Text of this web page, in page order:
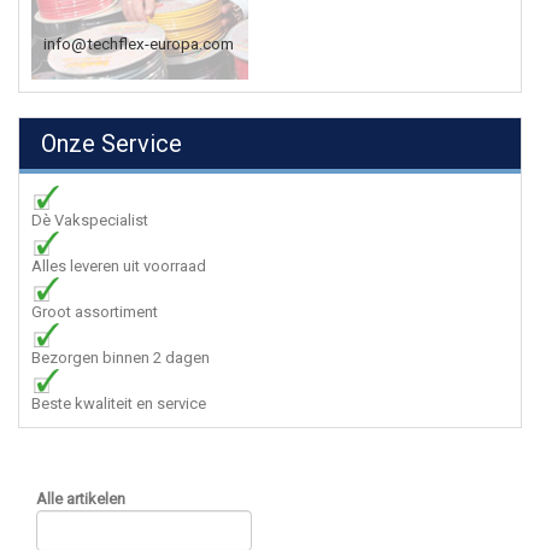
info@techflex-europa.com
Onze Service
Dè Vakspecialist
Alles leveren uit voorraad
Groot assortiment
Bezorgen binnen 2 dagen
Beste kwaliteit en service
Alle artikelen